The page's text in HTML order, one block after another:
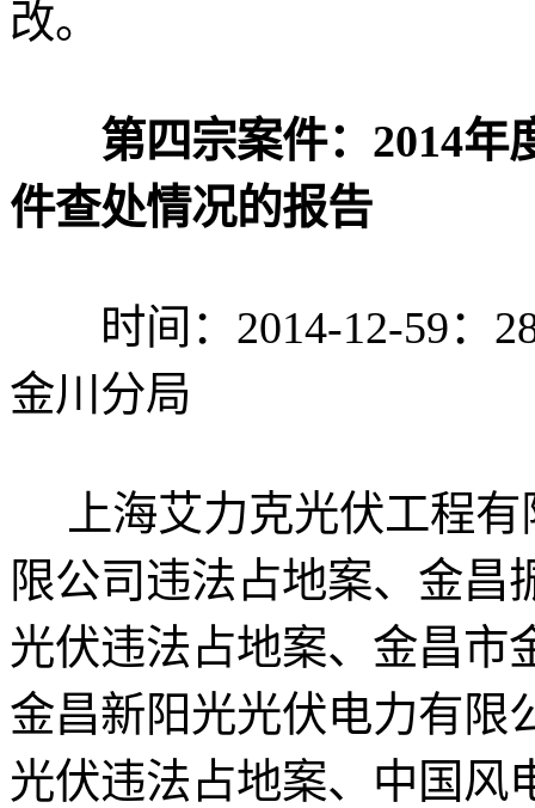
改。
第四宗案件：2014年
件查处情况的报告
时间：2014-12-59：28
金川分局
上海艾力克光伏工程有
限公司违法占地案、金
光伏违法占地案、金昌市
金昌新阳光光伏电力有限
光伏违法占地案、中国风